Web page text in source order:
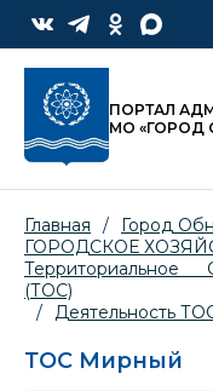
ПОРТАЛ
МО «ГОРОД
Главная / Город
ГОРОДСКОЕ
Территориальное
(ТОС)
/
Деятельность
ТОС Мирный